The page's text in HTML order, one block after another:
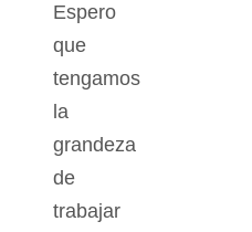
Espero
que
tengamos
la
grandeza
de
trabajar